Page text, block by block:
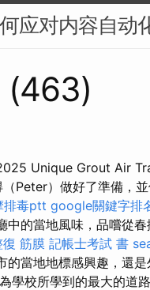
应对内容自动
(463)
Unique Grout Air
Peter）做好了準備，
排毒ptt google關鍵字排
的當地風味，品嚐從
復 筋膜 記帳士考試 書
當地地標感興趣，還
學校所學到的最大的道